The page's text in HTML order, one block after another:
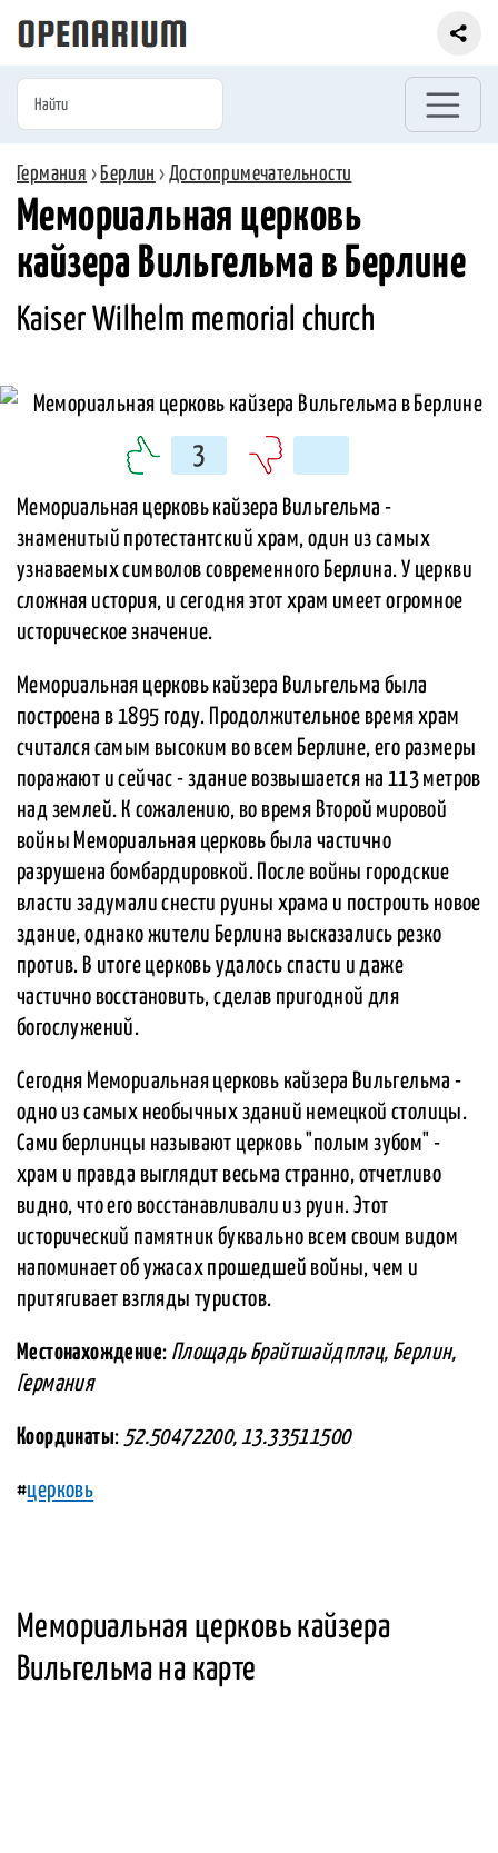
Германия › Берлин ›Достопримечательности
Мемориальная церковь
кайзера Вильгельма в Берлине
Kaiser Wilhelm memorial church
3
Мемориальная церковь кайзера Вильгельма -
знаменитый протестантский храм, один из самых
узнаваемых символов современного Берлина. У церкви
сложная история, и сегодня этот храм имеет огромное
историческое значение.
Мемориальная церковь кайзера Вильгельма была
построена в 1895 году. Продолжительное время храм
считался самым высоким во всем Берлине, его размеры
поражают и сейчас - здание возвышается на 113 метров
над землей. К сожалению, во время Второй мировой
войны Мемориальная церковь была частично
разрушена бомбардировкой. После войны городские
власти задумали снести руины храма и построить новое
здание, однако жители Берлина высказались резко
против. В итоге церковь удалось спасти и даже
частично восстановить, сделав пригодной для
богослужений.
Сегодня Мемориальная церковь кайзера Вильгельма -
одно из самых необычных зданий немецкой столицы.
Сами берлинцы называют церковь "полым зубом" -
храм и правда выглядит весьма странно, отчетливо
видно, что его восстанавливали из руин. Этот
исторический памятник буквально всем своим видом
напоминает об ужасах прошедшей войны, чем и
притягивает взгляды туристов.
Местонахождение: Площадь Брайтшайдплац, Берлин,
Германия
Координаты: 52.50472200, 13.33511500
#церковь
Мемориальная церковь кайзера
Вильгельма на карте